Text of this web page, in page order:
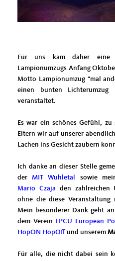
Für uns kam daher eine
Lampionumzugs Anfang
Motto Lampionumzug "mal
einen bunten Lichterumzug
veranstaltet.
Es war ein schönes Gefühl,
Eltern wir auf unserer
Lachen ins Gesicht zaubern
Ich danke an dieser Stelle
derMIT Wuhletal sowie
Mario Czaja den zahlreichen
ohne die diese Veranstaltung
Mein besonderer Dank geht
dem Verein EPCU European
HopON HopOff und unserem
Für alle, die nicht dabei sein